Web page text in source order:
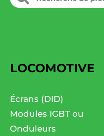
LOCOMOTIVE
Écrans (DID)
Modules IGBT ou
Onduleurs